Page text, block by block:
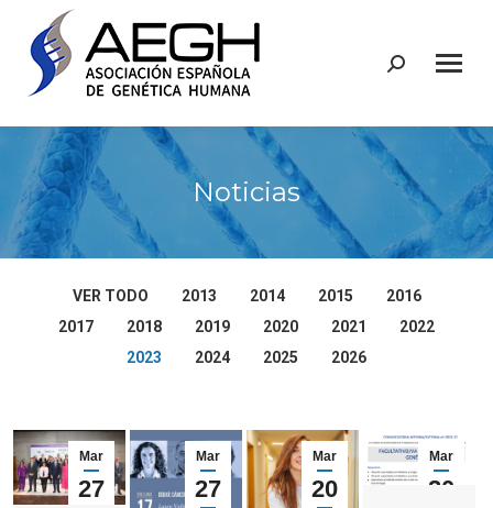
Buscar:
Noticias
VER TODO 2013 2014 2015
2016
2017
2018 2019 2020 2021
2022
2023
2024 2025 2026
Mar
27
Mar
27
Mar
20
Mar
20